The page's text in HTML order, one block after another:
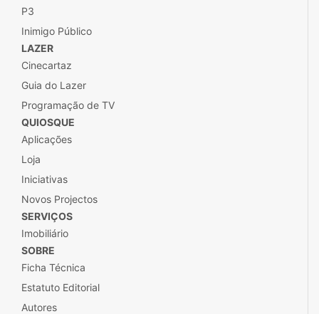
P3
Inimigo Público
LAZER
Cinecartaz
Guia do Lazer
Programação de TV
QUIOSQUE
Aplicações
Loja
Iniciativas
Novos Projectos
SERVIÇOS
Imobiliário
SOBRE
Ficha Técnica
Estatuto Editorial
Autores